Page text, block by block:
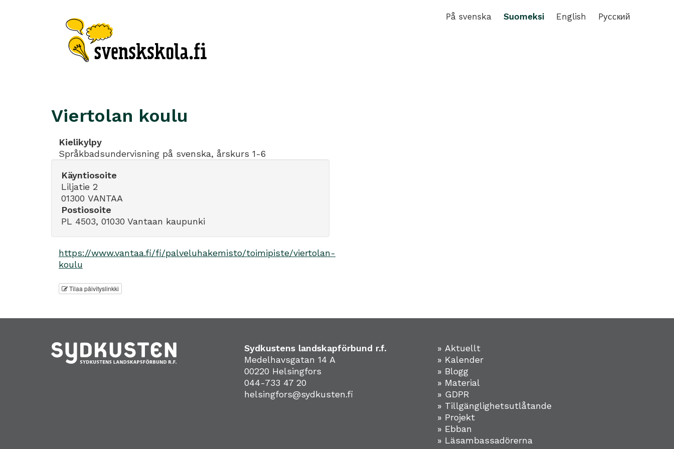
På svenska Suomeksi English Pусский
Viertolan koulu
Kielikylpy
Språkbadsundervisning på svenska, årskurs 1-6
Käyntiosoite
Liljatie 2
01300 VANTAA
Postiosoite
PL 4503, 01030 Vantaan kaupunki
https://www.vantaa.fi/fi/palveluhakemisto/toimipiste/viertolan-
koulu
Tilaa päivityslinkki
Sydkustens landskapförbund r.f.
Medelhavsgatan 14 A
00220 Helsingfors
044-733 47 20
helsingfors@sydkusten.fi
» Aktuellt
» Kalender
» Blogg
» Material
» GDPR
» Tillgänglighetsutlåtande
» Projekt
» Ebban
» Läsambassadörerna